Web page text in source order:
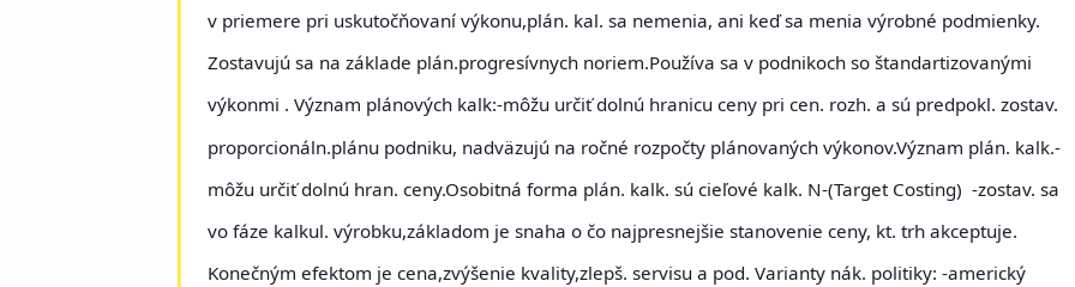
v priemere pri uskutočňovaní výkonu,plán. kal. sa nemenia, ani keď sa menia výrobné podmienky.
Zostavujú sa na základe plán.progresívnych noriem.Používa sa v podnikoch so štandartizovanými
výkonmi . Význam plánových kalk:-môžu určiť dolnú hranicu ceny pri cen. rozh. a sú predpokl. zostav.
proporcionáln.plánu podniku, nadväzujú na ročné rozpočty plánovaných výkonov.Význam plán. kalk.-
môžu určiť dolnú hran. ceny.Osobitná forma plán. kalk. súcieľové kalk. N-(Target Costing) -zostav. sa
vo fáze kalkul. výrobku,základom je snaha o čo najpresnejšie stanovenie ceny, kt. trh akceptuje.
Konečným efektom je cena,zvýšenie kvality,zlepš. servisu a pod. Varianty nák. politiky: -americký